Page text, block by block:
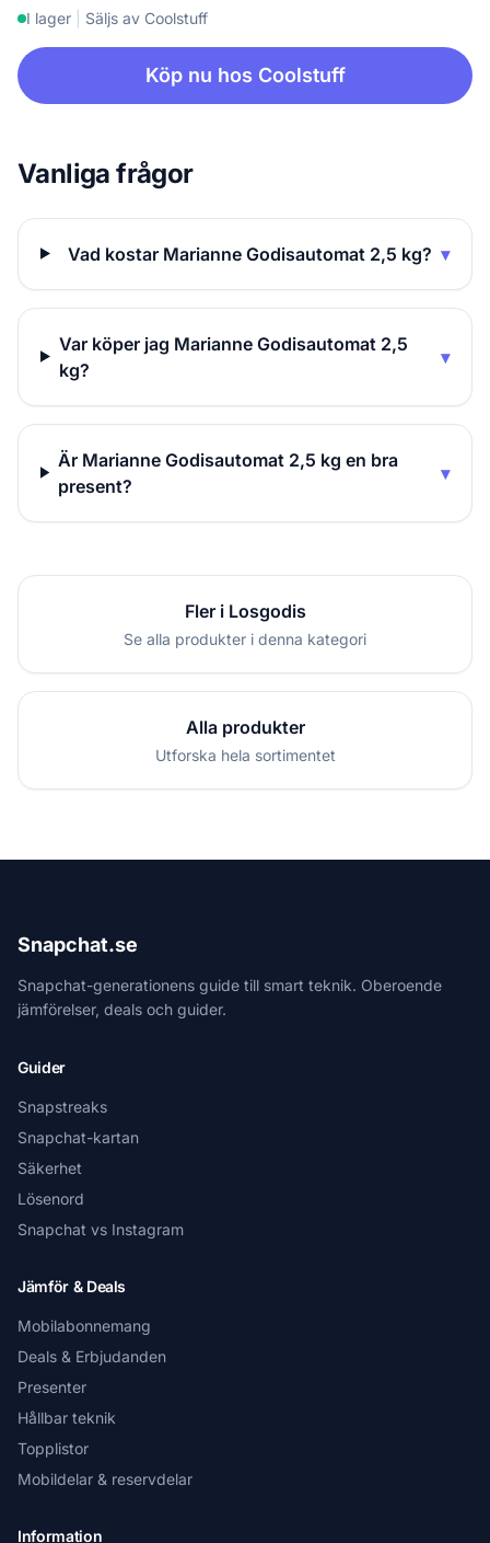
I lager Säljs av Coolstuff
Köp nu hos Coolstuff
Vanliga frågor
Vad kostar Marianne Godisautomat 2,5 kg? ▾
Var köper jag Marianne Godisautomat 2,5
kg?
▾
Är Marianne Godisautomat 2,5 kg en bra
present?
▾
Fler i Losgodis
Se alla produkter i denna kategori
Alla produkter
Utforska hela sortimentet
Snapchat.se
Snapchat-generationens guide till smart teknik. Oberoende
jämförelser, deals och guider.
Guider
Snapstreaks
Snapchat-kartan
Säkerhet
Lösenord
Snapchat vs Instagram
Jämför & Deals
Mobilabonnemang
Deals & Erbjudanden
Presenter
Hållbar teknik
Topplistor
Mobildelar & reservdelar
Information